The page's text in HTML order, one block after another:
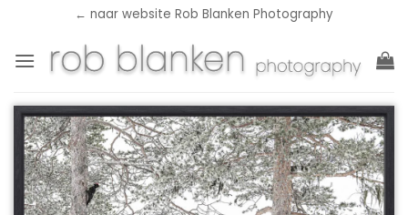
inhoud
← naar website Rob Blanken Photography